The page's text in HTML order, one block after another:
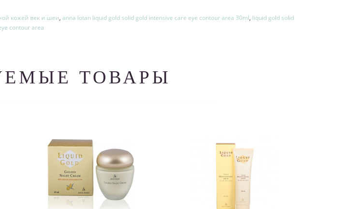
кожей век и шеи, anna lotan liquid gold solid gold intensive care eye contour area 30ml, liquid gold solid
contour area
ТОВАРЫ